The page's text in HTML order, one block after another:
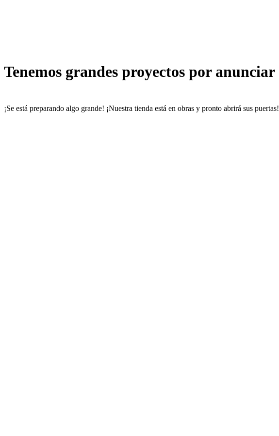
Tenemos grandes proyectos por anunciar
¡Se está preparando algo grande! ¡Nuestra tienda está en obras y pronto abrirá sus puertas!